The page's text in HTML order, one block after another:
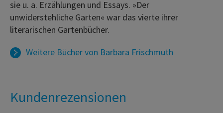
sie u. a. Erzählungen und Essays. »Der
unwiderstehliche Garten« war das vierte ihrer
literarischen Gartenbücher.
Weitere Bücher von Barbara Frischmuth
Kundenrezensionen